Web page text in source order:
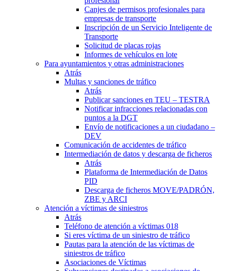
Canjes de permisos profesionales para
empresas de transporte
Inscripción de un Servicio Inteligente de
Transporte
Solicitud de placas rojas
Informes de vehículos en lote
Para ayuntamientos y otras administraciones
Atrás
Multas y sanciones de tráfico
Atrás
Publicar sanciones en TEU – TESTRA
Notificar infracciones relacionadas con
puntos a la DGT
Envío de notificaciones a un ciudadano –
DEV
Comunicación de accidentes de tráfico
Intermediación de datos y descarga de ficheros
Atrás
Plataforma de Intermediación de Datos
PID
Descarga de ficheros MOVE/PADRÓN,
ZBE y ARCI
Atención a víctimas de siniestros
Atrás
Teléfono de atención a víctimas 018
Si eres víctima de un siniestro de tráfico
Pautas para la atención de las víctimas de
siniestros de tráfico
Asociaciones de Víctimas